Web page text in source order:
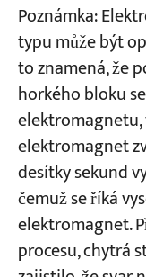
Poznámka:
typu může být
to znamená, že
horkého bloku
elektromagnet
desítky sekund
čemuž se říká
elektromagnet.
procesu, chytrá